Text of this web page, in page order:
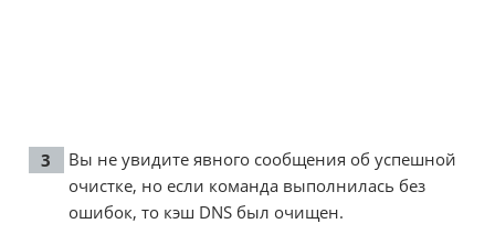
Вы не увидите явного сообщения об успешной
очистке, но если команда выполнилась без
ошибок, то кэш DNS был очищен.